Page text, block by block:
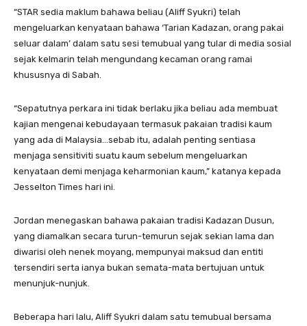
“STAR sedia maklum bahawa beliau (Aliff Syukri) telah
mengeluarkan kenyataan bahawa ‘Tarian Kadazan, orang pakai
seluar dalam’ dalam satu sesi temubual yang tular di media sosial
sejak kelmarin telah mengundang kecaman orang ramai
khususnya di Sabah.
“Sepatutnya perkara ini tidak berlaku jika beliau ada membuat
kajian mengenai kebudayaan termasuk pakaian tradisi kaum
yang ada di Malaysia…sebab itu, adalah penting sentiasa
menjaga sensitiviti suatu kaum sebelum mengeluarkan
kenyataan demi menjaga keharmonian kaum,” katanya kepada
Jesselton Times hari ini.
Jordan menegaskan bahawa pakaian tradisi Kadazan Dusun,
yang diamalkan secara turun-temurun sejak sekian lama dan
diwarisi oleh nenek moyang, mempunyai maksud dan entiti
tersendiri serta ianya bukan semata-mata bertujuan untuk
menunjuk-nunjuk.
Beberapa hari lalu, Aliff Syukri dalam satu temubual bersama